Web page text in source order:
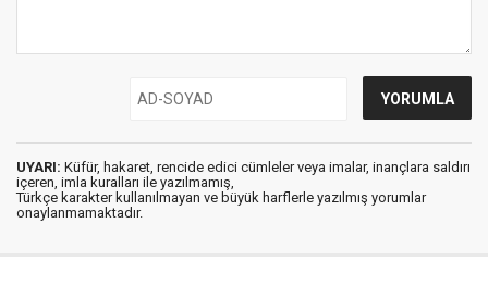
UYARI: Küfür, hakaret, rencide edici cümleler veya imalar, inançlara saldırı
içeren, imla kuralları ile yazılmamış,
Türkçe karakter kullanılmayan ve büyük harflerle yazılmış yorumlar
onaylanmamaktadır.